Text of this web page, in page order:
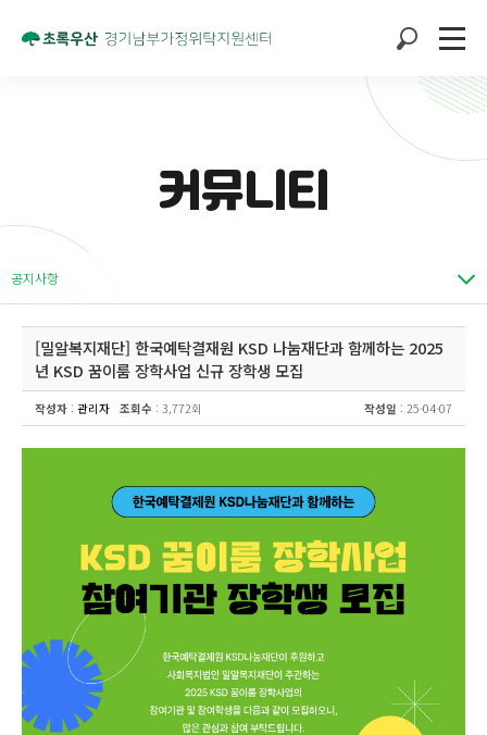
커뮤니티
공지사항
[밀알복지재단] 한국예탁결재원 KSD 나눔재단과 함께하는 2025
년 KSD 꿈이룸 장학사업 신규 장학생 모집
작성자 : 관리자 조회수 : 3,772회 작성일 : 25-04-07